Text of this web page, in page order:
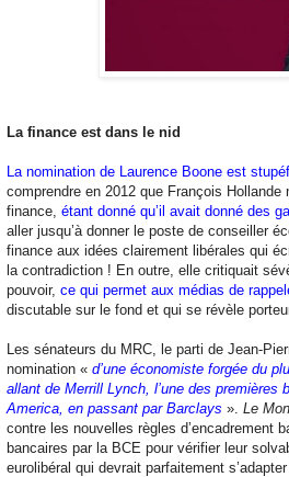
La finance est dans le nid
La nomination de Laurence Boone est
comprendre en 2012 que François
finance, étant donné qu’il avait donné des
aller jusqu’à donner le poste de conseiller
finance aux idées clairement libérales qui
la contradiction ! En outre, elle critiquait
pouvoir, ce qui permet aux médias de
discutable sur le fond et qui se révèle
Les sénateurs du MRC, le parti de Jean-
nomination « d’une économiste forgée du
allant de Merrill Lynch, l’une des premières
America, en passant par Barclays ». Le
contre les nouvelles règles d’encadrement
bancaires par la BCE pour vérifier leur
eurolibéral qui devrait parfaitement